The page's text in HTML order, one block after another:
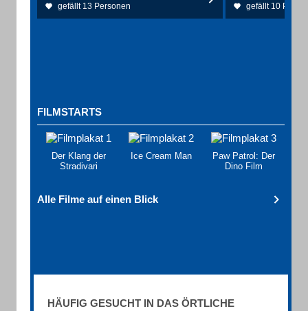
gefällt 13 Personen gefällt 10
FILMSTARTS
Der Klang der
Stradivari
Ice Cream Man
Paw Patrol: Der
Dino Film
Alle Filme auf einen Blick
HÄUFIG GESUCHT IN DAS ÖRTLICHE